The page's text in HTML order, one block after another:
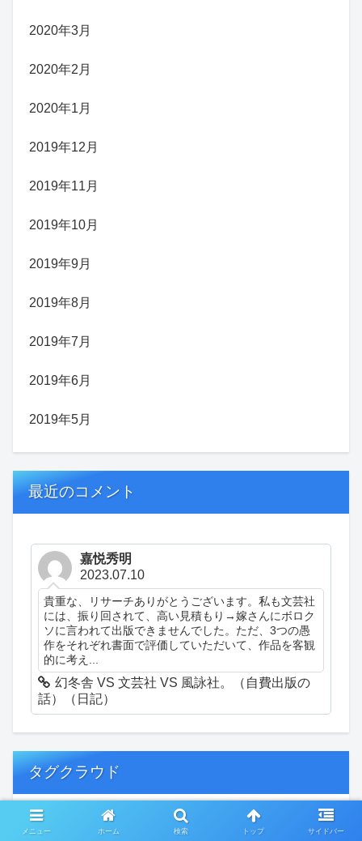
2020年3月
2020年2月
2020年1月
2019年12月
2019年11月
2019年10月
2019年9月
2019年8月
2019年7月
2019年6月
2019年5月
最近のコメント
嘉悦秀明
2023.07.10
貴重な、リサーチありがとうございます。私も文芸社
には、振り回されて、高い見積もり→嫁さんにボロク
ソに言われて出版できませんでした。ただ、3つの愚
作をそれぞれ書面で評価していただいて、作品を客観
的に考え...
幻冬舎 VS 文芸社 VS 風詠社。（自費出版の
話）（日記）
タグクラウド
創作 精神病患者の日常
メニュー ホーム 検索 トップ サイドバー